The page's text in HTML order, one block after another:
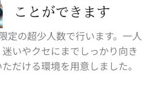
定の超少人数で行います。一人
いやクセにまでしっかり向き
だける環境を用意しました。